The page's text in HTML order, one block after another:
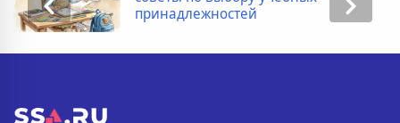
принадлежностей